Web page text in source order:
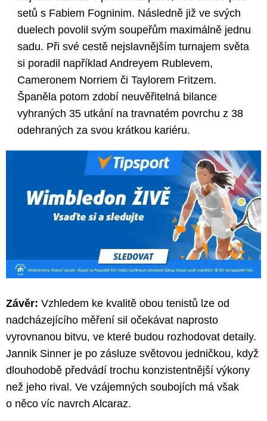
setů s Fabiem Fogninim. Následně již ve svých
duelech povolil svým soupeřům maximálně jednu
sadu. Při své cestě nejslavnějším turnajem světa
si poradil například Andreyem Rublevem,
Cameronem Norriem či Taylorem Fritzem.
Španěla potom zdobí neuvěřitelná bilance
vyhraných 35 utkání na travnatém povrchu z 38
odehraných za svou krátkou kariéru.
Závěr: Vzhledem ke kvalitě obou tenistů lze od
nadcházejícího měření sil očekávat naprosto
vyrovnanou bitvu, ve které budou rozhodovat detaily.
Jannik Sinner je po zásluze světovou jedničkou, když
dlouhodobě předvádí trochu konzistentnější výkony
než jeho rival. Ve vzájemných soubojích má však
o něco víc navrch Alcaraz.